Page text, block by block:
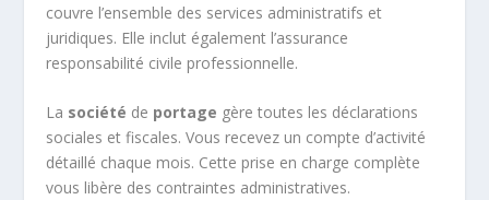
couvre l’ensemble des services administratifs et
juridiques. Elle inclut également l’assurance
responsabilité civile professionnelle.
La société de portage gère toutes les déclarations
sociales et fiscales. Vous recevez un compte d’activité
détaillé chaque mois. Cette prise en charge complète
vous libère des contraintes administratives.